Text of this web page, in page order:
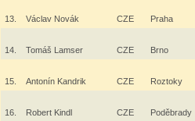
13. Václav Novák CZE Praha
14. Tomáš Lamser CZE Brno
15. Antonín Kandrik CZE Roztoky
16. Robert Kindl CZE Poděbrady